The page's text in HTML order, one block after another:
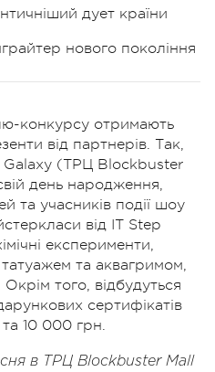
дует країни
нового покоління
конкурсу отримають
від партнерів. Так,
Galaxy (ТРЦ Blockbuster
день народження,
та учасників події шоу
від IT Step
експерименти,
татуажем та аквагримом,
того, відбудуться
сертифікатів
10 000 грн.
в ТРЦ Blockbuster Mall